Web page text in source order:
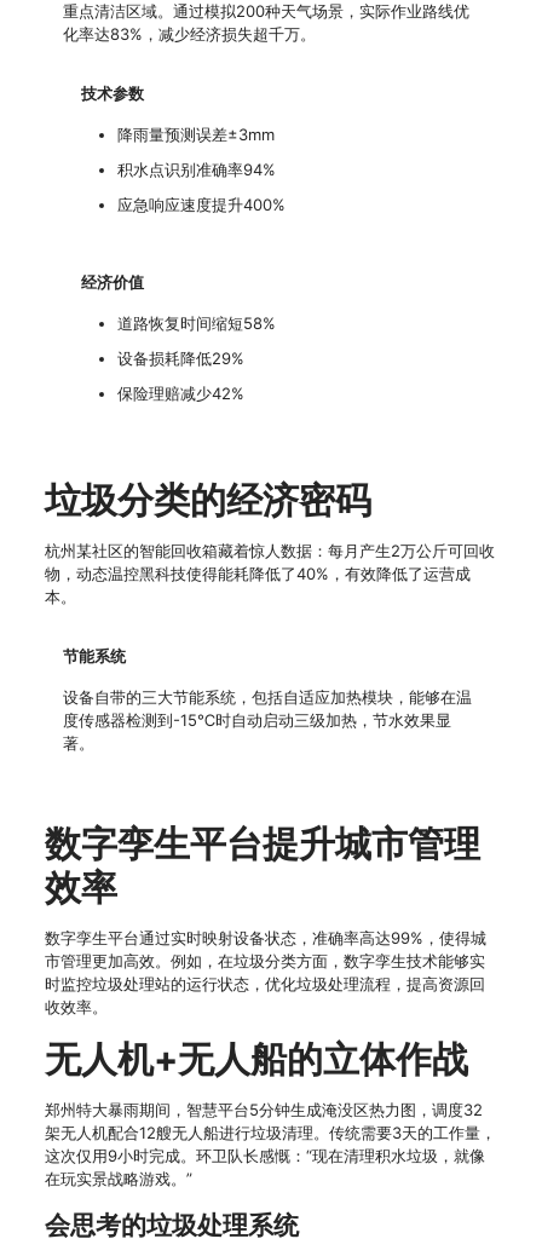
重点清洁区域。通过模拟200种天气场景，实际作业路线优
化率达83%，减少经济损失超千万。
技术参数
降雨量预测误差±3mm
积水点识别准确率94%
应急响应速度提升400%
经济价值
道路恢复时间缩短58%
设备损耗降低29%
保险理赔减少42%
垃圾分类的经济密码
杭州某社区的智能回收箱藏着惊人数据：每月产生2万公斤可回收
物，动态温控黑科技使得能耗降低了40%，有效降低了运营成
本。
节能系统
设备自带的三大节能系统，包括自适应加热模块，能够在温
度传感器检测到-15℃时自动启动三级加热，节水效果显
著。
数字孪生平台提升城市管理
效率
数字孪生平台通过实时映射设备状态，准确率高达99%，使得城
市管理更加高效。例如，在垃圾分类方面，数字孪生技术能够实
时监控垃圾处理站的运行状态，优化垃圾处理流程，提高资源回
收效率。
无人机+无人船的立体作战
郑州特大暴雨期间，智慧平台5分钟生成淹没区热力图，调度32
架无人机配合12艘无人船进行垃圾清理。传统需要3天的工作量，
这次仅用9小时完成。环卫队长感慨：“现在清理积水垃圾，就像
在玩实景战略游戏。”
会思考的垃圾处理系统